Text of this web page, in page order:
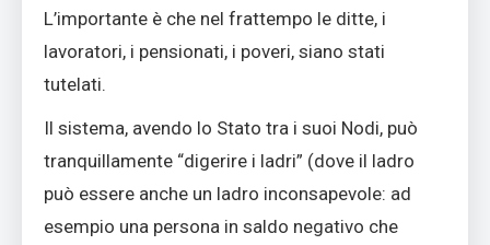
L’importante è che nel frattempo le ditte, i
lavoratori, i pensionati, i poveri, siano stati
tutelati.
Il sistema, avendo lo Stato tra i suoi Nodi, può
tranquillamente “digerire i ladri” (dove il ladro
può essere anche un ladro inconsapevole: ad
esempio una persona in saldo negativo che